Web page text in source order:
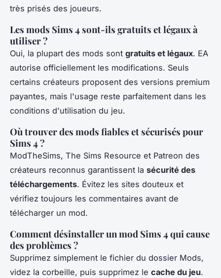
très prisés des joueurs.
Les mods Sims 4 sont-ils gratuits et légaux à
utiliser ?
Oui, la plupart des mods sont gratuits et légaux. EA
autorise officiellement les modifications. Seuls
certains créateurs proposent des versions premium
payantes, mais l'usage reste parfaitement dans les
conditions d'utilisation du jeu.
Où trouver des mods fiables et sécurisés pour
Sims 4 ?
ModTheSims, The Sims Resource et Patreon des
créateurs reconnus garantissent la sécurité des
téléchargements. Évitez les sites douteux et
vérifiez toujours les commentaires avant de
télécharger un mod.
Comment désinstaller un mod Sims 4 qui cause
des problèmes ?
Supprimez simplement le fichier du dossier Mods,
videz la corbeille, puis supprimez le cache du jeu.